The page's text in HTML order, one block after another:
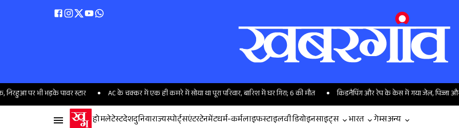
भड़के पावर स्टार AC के चक्कर में एक ही कमरे में सोया था पूरा परिवार, बारिश में घर गिरा; 6 की मौत किडनैपिंग और रेप के केस में गया जेल, पिज्जा और नरम गद्दे मांग
होमलेटेस्टदेशदुनियाराज्यस्पोर्ट्सएंटरटेनमेंटधर्म-कर्मलाइफस्टाइलवीडियोइनसाइट्स भारत गेम्सअन्य